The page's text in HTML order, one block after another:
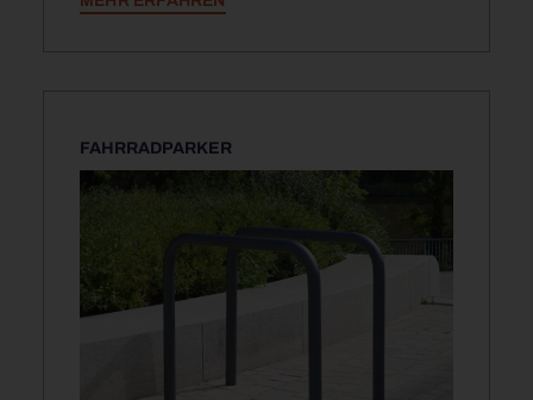
FAHRRADPARKER